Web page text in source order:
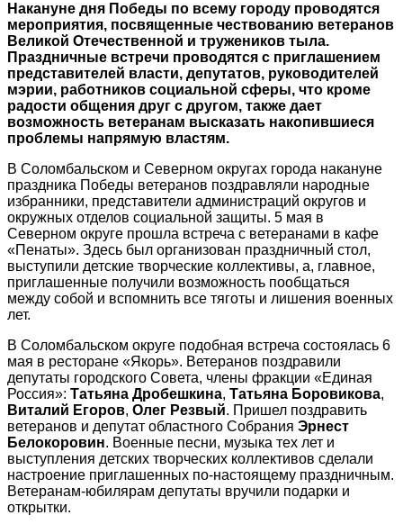
Накануне дня Победы по всему городу проводятся
мероприятия, посвященные чествованию ветеранов
Великой Отечественной и тружеников тыла.
Праздничные встречи проводятся с приглашением
представителей власти, депутатов, руководителей
мэрии, работников социальной сферы, что кроме
радости общения друг с другом, также дает
возможность ветеранам высказать накопившиеся
проблемы напрямую властям.
В Соломбальском и Северном округах города накануне
праздника Победы ветеранов поздравляли народные
избранники, представители администраций округов и
окружных отделов социальной защиты. 5 мая в
Северном округе прошла встреча с ветеранами в кафе
«Пенаты». Здесь был организован праздничный стол,
выступили детские творческие коллективы, а, главное,
приглашенные получили возможность пообщаться
между собой и вспомнить все тяготы и лишения военных
лет.
В Соломбальском округе подобная встреча состоялась 6
мая в ресторане «Якорь». Ветеранов поздравили
депутаты городского Совета, члены фракции «Единая
Россия»: Татьяна Дробешкина, Татьяна Боровикова,
Виталий Егоров, Олег Резвый. Пришел поздравить
ветеранов и депутат областного Собрания Эрнест
Белокоровин. Военные песни, музыка тех лет и
выступления детских творческих коллективов сделали
настроение приглашенных по-настоящему праздничным.
Ветеранам-юбилярам депутаты вручили подарки и
открытки.